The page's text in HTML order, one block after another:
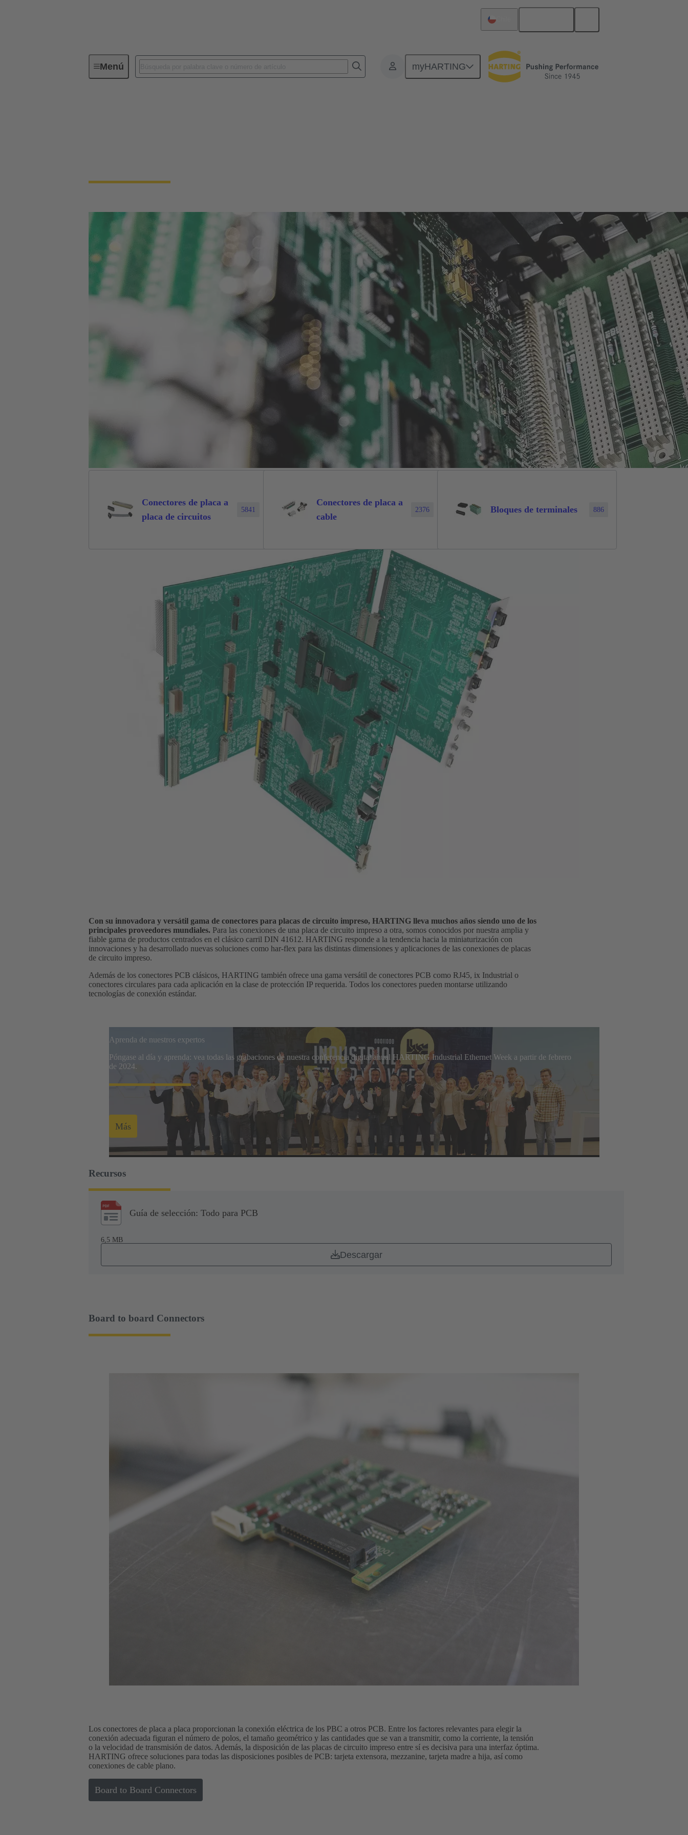
Menú myHARTING
Conectividad de dispositivos
Conectores de placa a
placa de circuitos
5841
Conectores de placa a
cable
2376 Bloques de terminales 886
Con su innovadora y versátil gama de conectores para placas de circuito impreso, HARTING lleva muchos años siendo uno de los
principales proveedores mundiales. Para las conexiones de una placa de circuito impreso a otra, somos conocidos por nuestra amplia y
fiable gama de productos centrados en el clásico carril DIN 41612. HARTING responde a la tendencia hacia la miniaturización con
innovaciones y ha desarrollado nuevas soluciones como har-flex para las distintas dimensiones y aplicaciones de las conexiones de placas
de circuito impreso.
Además de los conectores PCB clásicos, HARTING también ofrece una gama versátil de conectores PCB como RJ45, ix Industrial o
conectores circulares para cada aplicación en la clase de protección IP requerida. Todos los conectores pueden montarse utilizando
tecnologías de conexión estándar.
Aprenda de nuestros expertos
Póngase al día y aprenda: vea todas las grabaciones de nuestra conferencia digital anual HARTING Industrial Ethernet Week a partir de febrero
de 2024.
Más
Recursos
Guía de selección: Todo para PCB
6,5 MB
Descargar
Board to board Connectors
Los conectores de placa a placa proporcionan la conexión eléctrica de los PBC a otros PCB. Entre los factores relevantes para elegir la
conexión adecuada figuran el número de polos, el tamaño geométrico y las cantidades que se van a transmitir, como la corriente, la tensión
o la velocidad de transmisión de datos. Además, la disposición de las placas de circuito impreso entre sí es decisiva para una interfaz óptima.
HARTING ofrece soluciones para todas las disposiciones posibles de PCB: tarjeta extensora, mezzanine, tarjeta madre a hija, así como
conexiones de cable plano.
Board to Board Connectors